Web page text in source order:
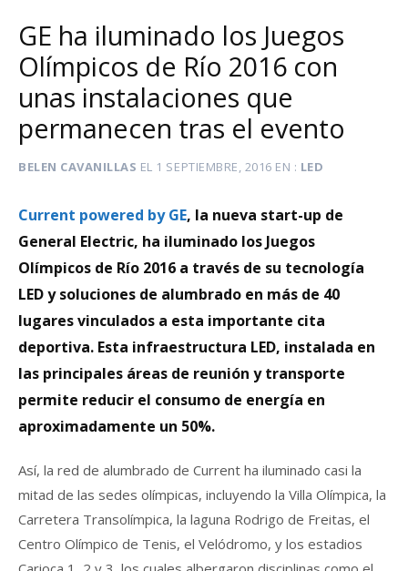
GE ha iluminado los Juegos
Olímpicos de Río 2016 con
unas instalaciones que
permanecen tras el evento
BELEN CAVANILLAS EL 1 SEPTIEMBRE, 2016 EN LED
Current powered by GE, la nueva start-up de
General Electric, ha iluminado los Juegos
Olímpicos de Río 2016 a través de su tecnología
LED y soluciones de alumbrado en más de 40
lugares vinculados a esta importante cita
deportiva. Esta infraestructura LED, instalada en
las principales áreas de reunión y transporte
permite reducir el consumo de energía en
aproximadamente un 50%.
Así, la red de alumbrado de Current ha iluminado casi la
mitad de las sedes olímpicas, incluyendo la Villa Olímpica, la
Carretera Transolímpica, la laguna Rodrigo de Freitas, el
Centro Olímpico de Tenis, el Velódromo, y los estadios